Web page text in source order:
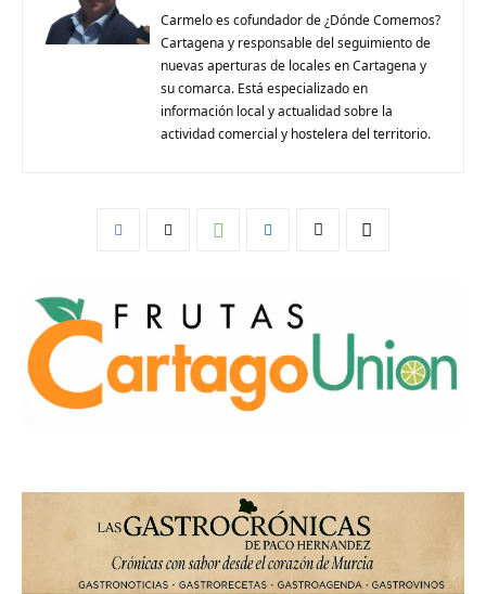
Carmelo es cofundador de ¿Dónde Comemos?
Cartagena y responsable del seguimiento de
nuevas aperturas de locales en Cartagena y
su comarca. Está especializado en
información local y actualidad sobre la
actividad comercial y hostelera del territorio.